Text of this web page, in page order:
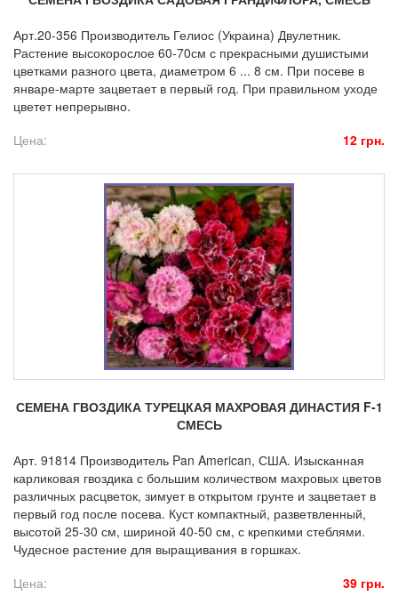
Арт.20-356 Производитель Гелиос (Украина) Двулетник.
Растение высокорослое 60-70см с прекрасными душистыми
цветками разного цвета, диаметром 6 ... 8 см. При посеве в
январе-марте зацветает в первый год. При правильном уходе
цветет непрерывно.
Цена:
12 грн.
СЕМЕНА ГВОЗДИКА ТУРЕЦКАЯ МАХРОВАЯ ДИНАСТИЯ F-1
СМЕСЬ
Арт. 91814 Производитель Pan American, США. Изысканная
карликовая гвоздика с большим количеством махровых цветов
различных расцветок, зимует в открытом грунте и зацветает в
первый год после посева. Куст компактный, разветвленный,
высотой 25-30 см, шириной 40-50 см, с крепкими стеблями.
Чудесное растение для выращивания в горшках.
Цена:
39 грн.